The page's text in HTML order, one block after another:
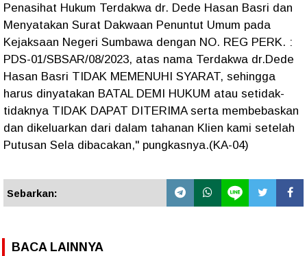
Penasihat Hukum Terdakwa dr. Dede Hasan Basri dan
Menyatakan Surat Dakwaan Penuntut Umum pada
Kejaksaan Negeri Sumbawa dengan NO. REG PERK. :
PDS-01/SBSAR/08/2023, atas nama Terdakwa dr.Dede
Hasan Basri TIDAK MEMENUHI SYARAT, sehingga
harus dinyatakan BATAL DEMI HUKUM atau setidak-
tidaknya TIDAK DAPAT DITERIMA serta membebaskan
dan dikeluarkan dari dalam tahanan Klien kami setelah
Putusan Sela dibacakan," pungkasnya.(KA-04)
Sebarkan:
BACA LAINNYA